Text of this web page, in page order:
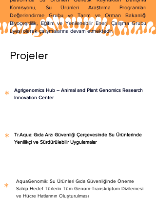
Komisyonu, Su Ürünleri Araştırma Programları
Değerlendirme Grubu ve Tarım ve Orman Bakanlığı
Biyoçeşitlilik, Eğitim ve Yenilenebilir Enerji Çalışma Grubu
üyesi olarak çalışmalarına devam etmektedir.
Projeler
*
Agrigenomics Hub – Animal and Plant Genomics Research
Innovation Center
*
Tr.Aqua: Gıda Arzı Güvenliği Çerçevesinde Su Ürünlerinde
Yenilikçi ve Sürdürülebilir Uygulamalar
*
AquaGenomik: Su Ürünleri Gıda Güvenliğinde Öneme
Sahip Hedef Türlerin Tüm Genom-Transkriptom Dizilemesi
ve Hücre Hatlarının Oluşturulması